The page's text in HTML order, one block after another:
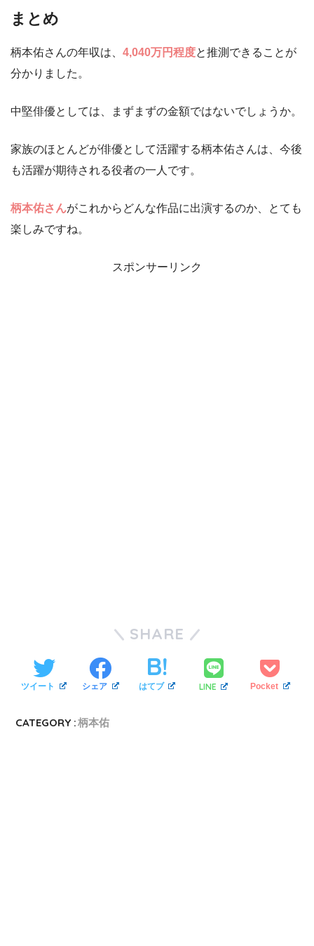
まとめ
柄本佑さんの年収は、 4,040万円程度と推測できることが
分かりました。
中堅俳優としては、まずまずの金額ではないでしょうか。
家族のほとんどが俳優として活躍する柄本佑さんは、今後
も活躍が期待される役者の一人です。
柄本佑さんがこれからどんな作品に出演するのか、とても
楽しみですね。
スポンサーリンク
SHARE
ツイート シェア はてブ LINE Pocket
CATEGORY :柄本佑